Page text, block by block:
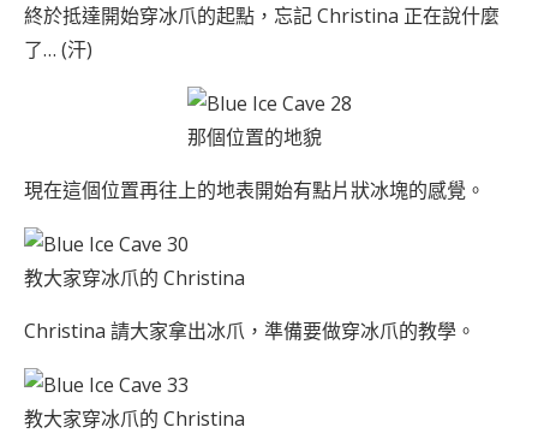
終於抵達開始穿冰爪的起點，忘記 Christina 正在說什麼
了… (汗)
那個位置的地貌
現在這個位置再往上的地表開始有點片狀冰塊的感覺。
教大家穿冰爪的 Christina
Christina 請大家拿出冰爪，準備要做穿冰爪的教學。
教大家穿冰爪的 Christina